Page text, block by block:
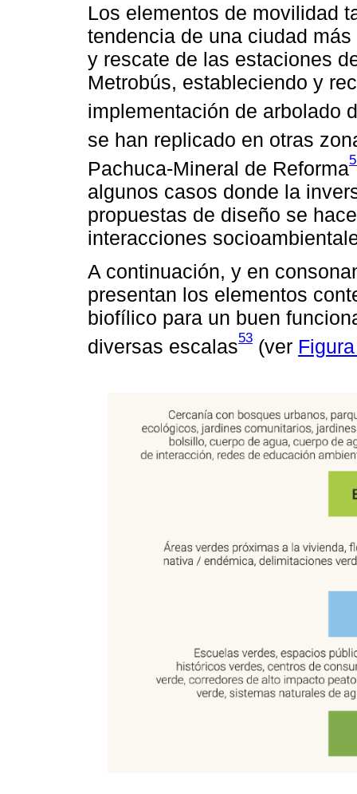
Los elementos de movilidad
tendencia de una ciudad
y rescate de las estaciones
Metrobús, estableciendo y
implementación de arbolado
se han replicado en otras
Pachuca-Mineral de Reforma
algunos casos donde la
propuestas de diseño se
interacciones
A continuación, y en
presentan los elementos
biofílico para un buen
diversas escalas53 (ver